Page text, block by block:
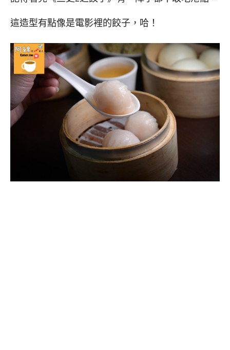
這造型有點像是電影裡的餃子，哈！